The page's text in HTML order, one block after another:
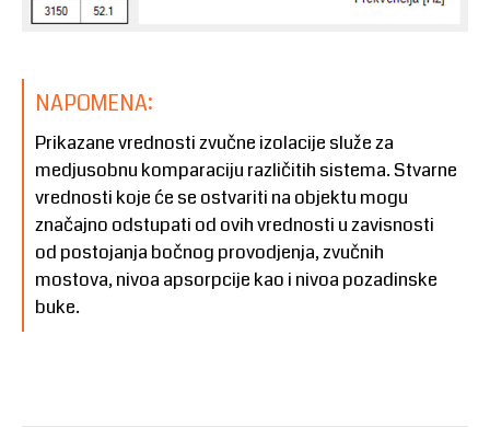
NAPOMENA:
Prikazane vrednosti zvučne izolacije služe za
medjusobnu komparaciju različitih sistema. Stvarne
vrednosti koje će se ostvariti na objektu mogu
značajno odstupati od ovih vrednosti u zavisnosti
od postojanja bočnog provodjenja, zvučnih
mostova, nivoa apsorpcije kao i nivoa pozadinske
buke.